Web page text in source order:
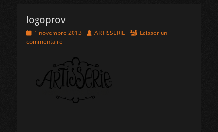
logoprov
Posted
on
1 novembre 2013 Author
ARTISSERIE
Laisser un
commentaire